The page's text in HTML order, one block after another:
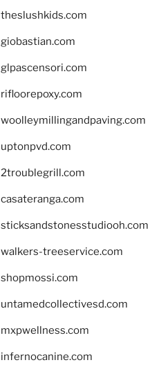
theslushkids.com
giobastian.com
glpascensori.com
rifloorepoxy.com
woolleymillingandpaving.com
uptonpvd.com
2troublegrill.com
casateranga.com
sticksandstonesstudiooh.com
walkers-treeservice.com
shopmossi.com
untamedcollectivesd.com
mxpwellness.com
infernocanine.com